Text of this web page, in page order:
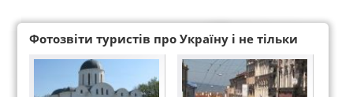
Фотозвіти туристів про Україну і не тільки